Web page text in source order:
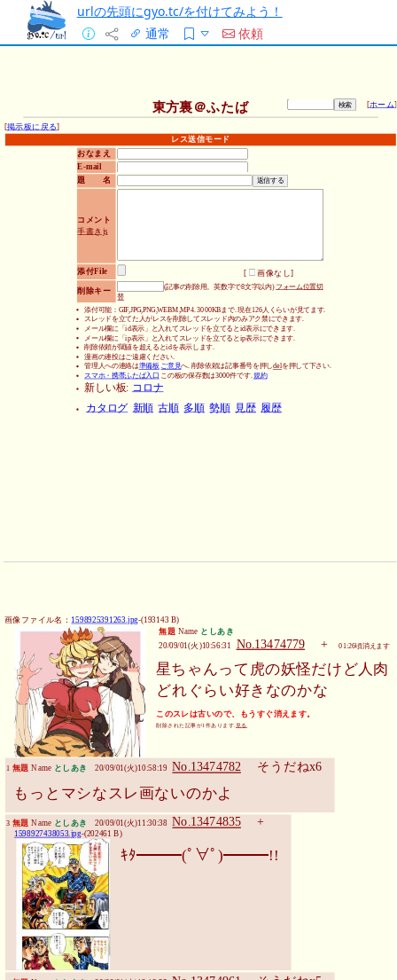
urlの先頭にgyo.tc/を付けてみよう！
通常
依頼